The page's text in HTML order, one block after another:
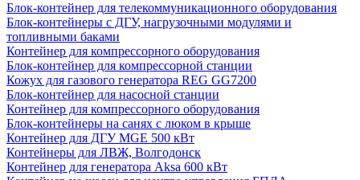
Блок-контейнер для телекоммуникационного оборудования
Блок-контейнеры с ДГУ, нагрузочными модулями и
топливными баками
Контейнер для компрессорного оборудования
Блок-контейнер для компрессорной станции
Кожух для газового генератора REG GG7200
Блок-контейнер для насосной станции
Контейнер для компрессорного оборудования
Блок-контейнеры на санях с люком в крыше
Контейнер для ДГУ MGE 500 кВт
Контейнеры для ЛВЖ, Волгодонск
Контейнер для генератора Aksa 600 кВт